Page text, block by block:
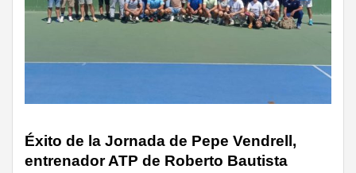
Éxito de la Jornada de Pepe Vendrell,
entrenador ATP de Roberto Bautista